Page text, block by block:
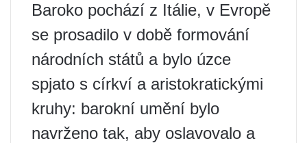
Baroko pochází z Itálie, v Evropě
se prosadilo v době formování
národních států a bylo úzce
spjato s církví a aristokratickými
kruhy: barokní umění bylo
navrženo tak, aby oslavovalo a